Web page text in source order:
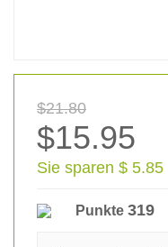
$21.80
$15.95
Sie sparen $ 5.85
Punkte 319